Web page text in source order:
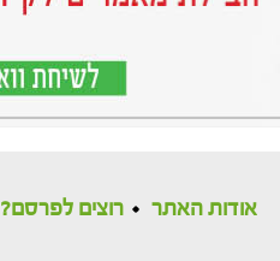
אודות האתר רוצים לפרסם?